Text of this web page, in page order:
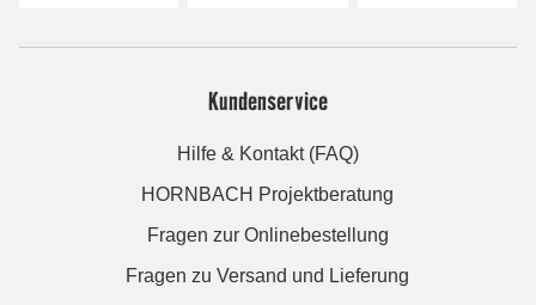
Kundenservice
Hilfe & Kontakt (FAQ)
HORNBACH Projektberatung
Fragen zur Onlinebestellung
Fragen zu Versand und Lieferung